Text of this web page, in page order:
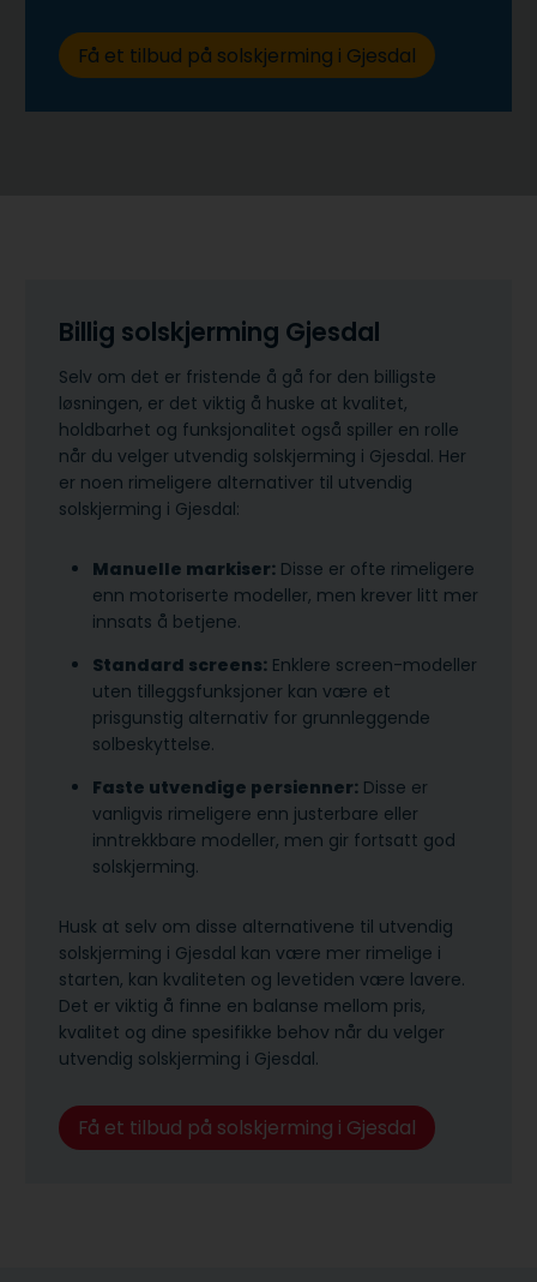
Få et tilbud på solskjerming i Gjesdal
Billig solskjerming Gjesdal
Selv om det er fristende å gå for den billigste
løsningen, er det viktig å huske at kvalitet,
holdbarhet og funksjonalitet også spiller en rolle
når du velger utvendig solskjerming i Gjesdal. Her
er noen rimeligere alternativer til utvendig
solskjerming i Gjesdal:
Manuelle markiser: Disse er ofte rimeligere
enn motoriserte modeller, men krever litt mer
innsats å betjene.
Standard screens: Enklere screen-modeller
uten tilleggsfunksjoner kan være et
prisgunstig alternativ for grunnleggende
solbeskyttelse.
Faste utvendige persienner: Disse er
vanligvis rimeligere enn justerbare eller
inntrekkbare modeller, men gir fortsatt god
solskjerming.
Husk at selv om disse alternativene til utvendig
solskjerming i Gjesdal kan være mer rimelige i
starten, kan kvaliteten og levetiden være lavere.
Det er viktig å finne en balanse mellom pris,
kvalitet og dine spesifikke behov når du velger
utvendig solskjerming i Gjesdal.
Få et tilbud på solskjerming i Gjesdal